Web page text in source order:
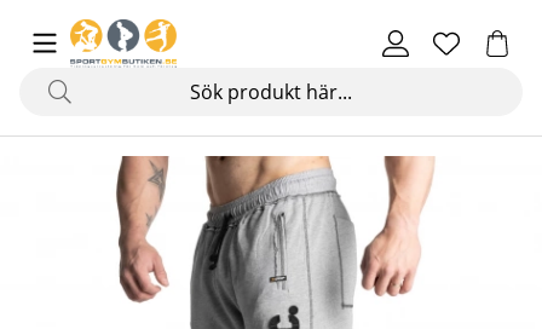
Produktbilder Division Sweatpant, light grey melange